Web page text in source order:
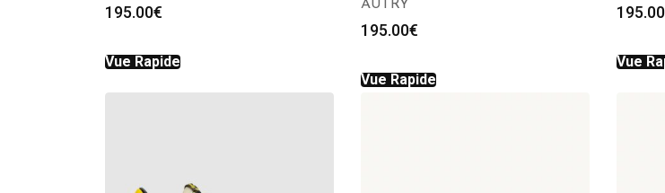
195.00€
Vue Rapide
AUTRY
195.00€
Vue Rapide
195.00
Vue